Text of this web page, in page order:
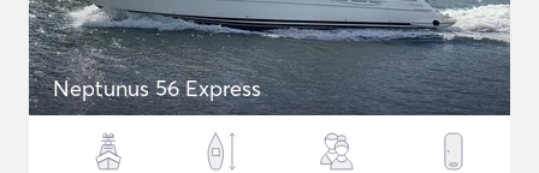
Neptunus 56 Express